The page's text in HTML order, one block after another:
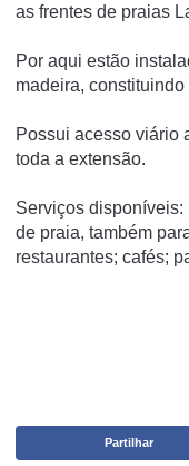
as frentes de praias
Por aqui estão
madeira,
Possui acesso viário
toda a extensão.
Serviços
de praia, também
restaurantes; cafés;
Partilhar